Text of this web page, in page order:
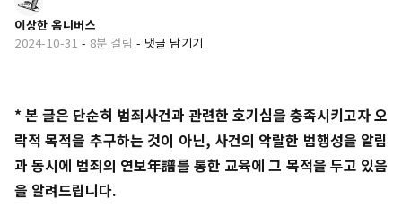
이상한 옴니버스
2024-10-31 - 8분 걸림 - 댓글 남기기
* 본 글은 단순히 범죄사건과 관련한 호기심을 충족시키고자 오
락적 목적을 추구하는 것이 아닌, 사건의 악랄한 범행성을 알림
과 동시에 범죄의 연보年譜를 통한 교육에 그 목적을 두고 있음
을 알려드립니다.